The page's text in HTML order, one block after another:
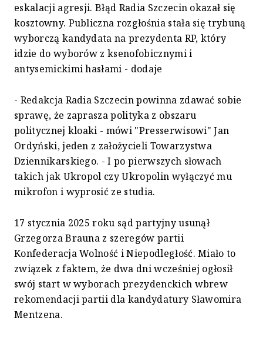
eskalacji agresji. Błąd Radia Szczecin okazał się
kosztowny. Publiczna rozgłośnia stała się trybuną
wyborczą kandydata na prezydenta RP, który
idzie do wyborów z ksenofobicznymi i
antysemickimi hasłami - dodaje
- Redakcja Radia Szczecin powinna zdawać sobie
sprawę, że zaprasza polityka z obszaru
politycznej kloaki - mówi "Presserwisowi" Jan
Ordyński, jeden z założycieli Towarzystwa
Dziennikarskiego. - I po pierwszych słowach
takich jak Ukropol czy Ukropolin wyłączyć mu
mikrofon i wyprosić ze studia.
17 stycznia 2025 roku sąd partyjny usunął
Grzegorza Brauna z szeregów partii
Konfederacja Wolność i Niepodległość. Miało to
związek z faktem, że dwa dni wcześniej ogłosił
swój start w wyborach prezydenckich wbrew
rekomendacji partii dla kandydatury Sławomira
Mentzena.